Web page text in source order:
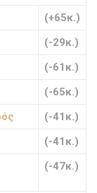
(+65κ.)
(-29κ.)
(-61κ.)
(-65κ.)
(-41κ.)
(-41κ.)
(-47κ.)